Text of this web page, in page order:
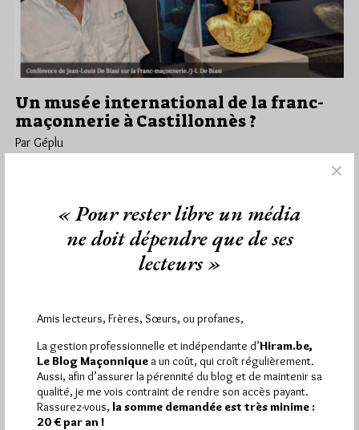
Un musée international de la franc-
maçonnerie à Castillonnès ?
Par Géplu
Lu 519 fois
le Lot-et-Garonne entre Bergerac et Villeneuve-sur-Lot que
Jean-Louis De Biasi…
Hier jeudi 6 août 2026, Hiram.be a reçu1 672 visites
2 608 pagesont été lues (Source : Pirsch.io)
Plus d’informations
« Pour rester libre un média
ne doit dépendre que de ses
lecteurs »
Amis lecteurs, Frères, Sœurs, ou profanes,
La gestion professionnelle et indépendante d’Hiram.be,
Le Blog Maçonnique a un coût, qui croît régulièrement.
Aussi, afin d’assurer la pérennité du blog et de maintenir sa
qualité, je me vois contraint de rendre son accès payant.
Rassurez-vous, la somme demandée est très minime :
20 € par an !